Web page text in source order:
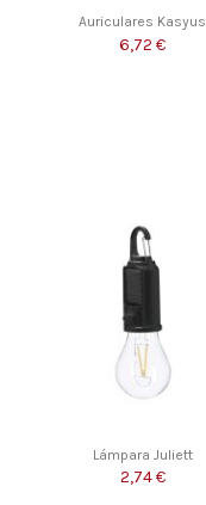
Auriculares Kasyus
6,72 €
Lámpara Juliett
2,74 €